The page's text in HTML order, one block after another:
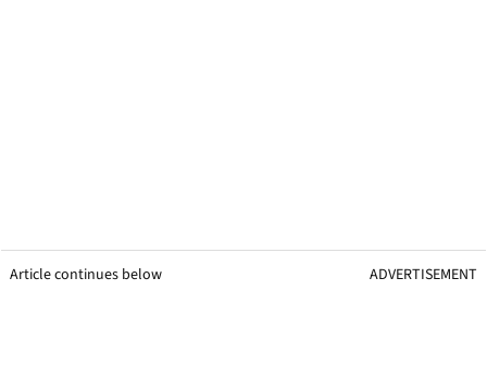
Article continues below ADVERTISEMENT